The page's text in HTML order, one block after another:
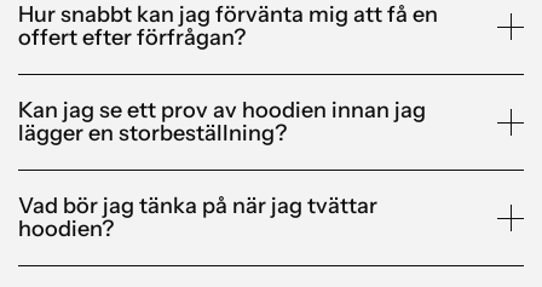
Hur snabbt kan jag förvänta mig att få en
offert efter förfrågan?
Kan jag se ett prov av hoodien innan jag
lägger en storbeställning?
Vad bör jag tänka på när jag tvättar
hoodien?